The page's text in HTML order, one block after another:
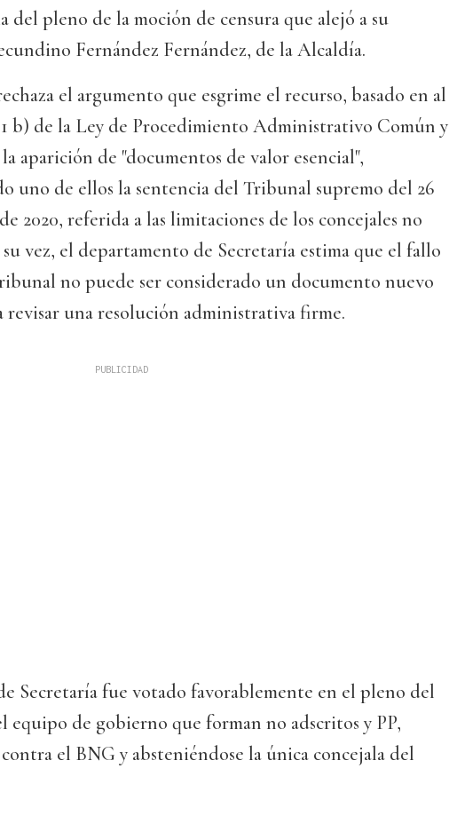
del pleno de la moción de censura que alejó a su
Fernández Fernández, de la Alcaldía.
el argumento que esgrime el recurso, basado en al
b) de la Ley de Procedimiento Administrativo Común y
aparición de "documentos de valor esencial",
uno de ellos la sentencia del Tribunal supremo del 26
2020, referida a las limitaciones de los concejales no
vez, el departamento de Secretaría estima que el fallo
no puede ser considerado un documento nuevo
revisar una resolución administrativa firme.
Secretaría fue votado favorablemente en el pleno del
equipo de gobierno que forman no adscritos y PP,
el BNG y absteniéndose la única concejala del